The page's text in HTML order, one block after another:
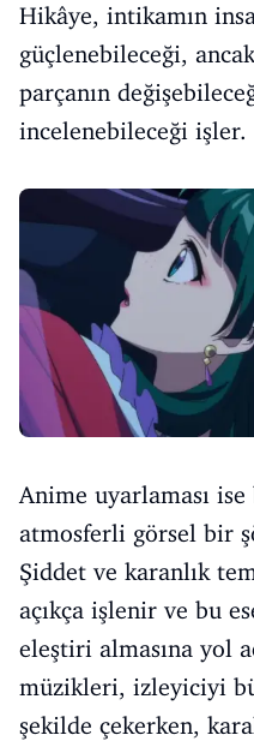
Hikâye, intikamın
güçlenebileceği,
parçanın
incelenebileceği işler.
Anime uyarlaması
atmosferli görsel bir
Şiddet ve karanlık
açıkça işlenir ve bu
eleştiri almasına yol
müzikleri, izleyiciyi
şekilde çekerken,